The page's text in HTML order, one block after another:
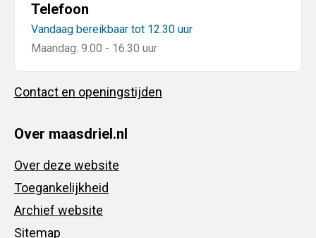
Telefoon
Vandaag bereikbaar tot 12.30 uur
Maandag: 9.00 - 16.30 uur
Contact en openingstijden
Over maasdriel.nl
Over deze website
Toegankelijkheid
Archief website
Sitemap